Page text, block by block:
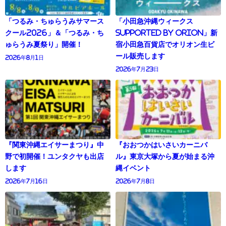
「つるみ・ちゅらうみサマース
クール2026」＆「つるみ・ち
ゅらうみ夏祭り」開催！
2026年8月1日
「小田急沖縄ウィークス
supported by Orion」新
宿小田急百貨店でオリオン生ビ
ール販売します
2026年7月23日
『関東沖縄エイサーまつり』中
野で初開催！ユンタクヤも出店
します
2026年7月16日
『おおつかはいさいカーニバ
ル』東京大塚から夏が始まる沖
縄イベント
2026年7月8日